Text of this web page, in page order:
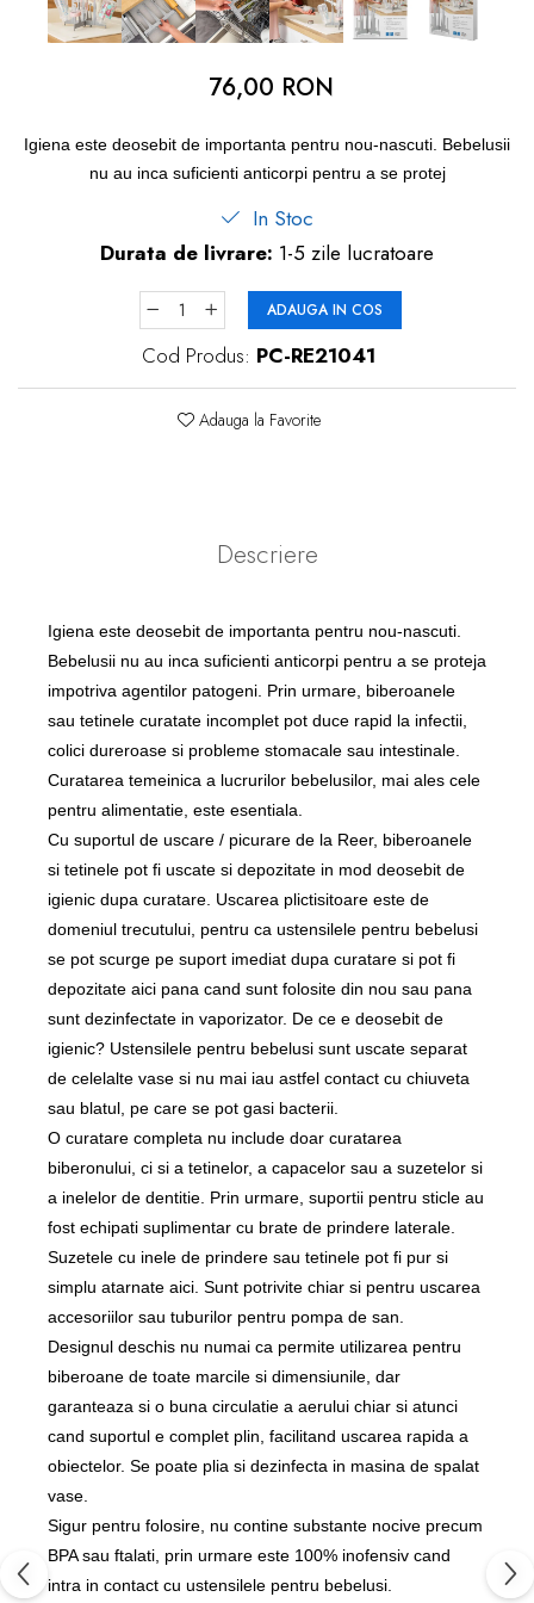
dopuri de urechi
76,00 RON
Igiena este deosebit de importanta pentru nou-nascuti. Bebelusii
nu au inca suficienti anticorpi pentru a se protej
In Stoc
Durata de livrare: 1-5 zile lucratoare
ADAUGA IN COS
Cod Produs: PC-RE21041
Adauga la Favorite
Descriere
Igiena este deosebit de importanta pentru nou-nascuti.
Bebelusii nu au inca suficienti anticorpi pentru a se proteja
impotriva agentilor patogeni. Prin urmare, biberoanele
sau tetinele curatate incomplet pot duce rapid la infectii,
colici dureroase si probleme stomacale sau intestinale.
Curatarea temeinica a lucrurilor bebelusilor, mai ales cele
pentru alimentatie, este esentiala.
Cu suportul de uscare / picurare de la Reer, biberoanele
si tetinele pot fi uscate si depozitate in mod deosebit de
igienic dupa curatare. Uscarea plictisitoare este de
domeniul trecutului, pentru ca ustensilele pentru bebelusi
se pot scurge pe suport imediat dupa curatare si pot fi
depozitate aici pana cand sunt folosite din nou sau pana
sunt dezinfectate in vaporizator. De ce e deosebit de
igienic? Ustensilele pentru bebelusi sunt uscate separat
de celelalte vase si nu mai iau astfel contact cu chiuveta
sau blatul, pe care se pot gasi bacterii.
O curatare completa nu include doar curatarea
biberonului, ci si a tetinelor, a capacelor sau a suzetelor si
a inelelor de dentitie. Prin urmare, suportii pentru sticle au
fost echipati suplimentar cu brate de prindere laterale.
Suzetele cu inele de prindere sau tetinele pot fi pur si
simplu atarnate aici. Sunt potrivite chiar si pentru uscarea
accesoriilor sau tuburilor pentru pompa de san.
Designul deschis nu numai ca permite utilizarea pentru
biberoane de toate marcile si dimensiunile, dar
garanteaza si o buna circulatie a aerului chiar si atunci
cand suportul e complet plin, facilitand uscarea rapida a
obiectelor. Se poate plia si dezinfecta in masina de spalat
vase.
Sigur pentru folosire, nu contine substante nocive precum
BPA sau ftalati, prin urmare este 100% inofensiv cand
intra in contact cu ustensilele pentru bebelusi.